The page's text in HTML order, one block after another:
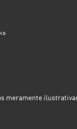
meramente